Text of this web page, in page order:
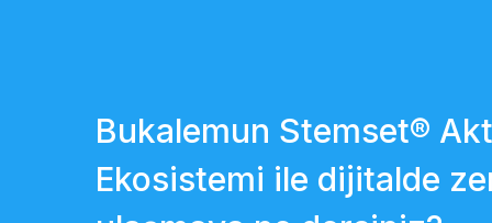
Bukalemun Stemset®
Ekosistemi ile dijitalde